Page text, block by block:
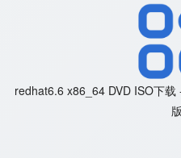
redhat6.6 x86_64 DVD ISO下
版